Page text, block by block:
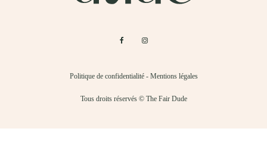
Politique de confidentialité- Mentions légales
Tous droits réservés © The Fair Dude